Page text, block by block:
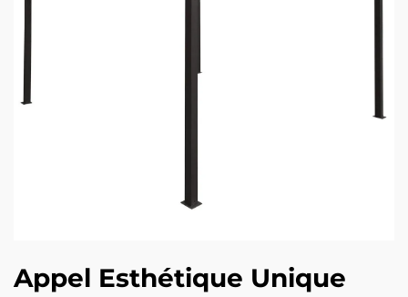
Appel Esthétique Unique